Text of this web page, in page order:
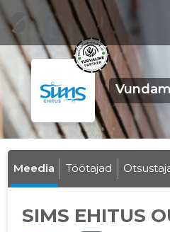
Meedia Töötajad
SIMS EHITUS